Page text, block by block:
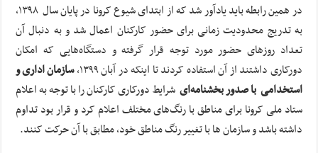
در همین رابطه باید یادآور شد که از ابتدای شیوع کرونا در پایان سال ۱۳۹۸،
به تدریج محدودیت زمانی برای حضور کارکنان اعمال شد و به دنبال آن
تعداد روزهای حضور مورد توجه قرار گرفته و دستگاه‌هایی که امکان
دورکاری داشتند از آن استفاده کردند تا اینکه در آبان ۱۳۹۹،
سازمان اداری و
استخدامی با صدور بخشنامه‌ای شرایط دورکاری کارکنان را با توجه به اعلام
ستاد ملی کرونا برای مناطق با رنگ‌های مختلف اعلام کرد و قرار بود تداوم
داشته باشد و سازمان ها با تغییر رنگ مناطق خود، مطابق با آن حرکت کنند.